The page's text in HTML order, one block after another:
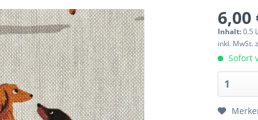
6,00
Inhalt:0.5
inkl. MwSt.
Sofort